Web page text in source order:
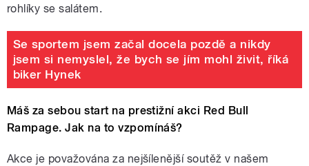
rohlíky se salátem.
Se sportem jsem začal docela pozdě a nikdy
jsem si nemyslel, že bych se jím mohl živit, říká
biker Hynek
Máš za sebou start na prestižní akci Red Bull
Rampage. Jak na to vzpomínáš?
Akce je považována za nejšílenější soutěž v našem